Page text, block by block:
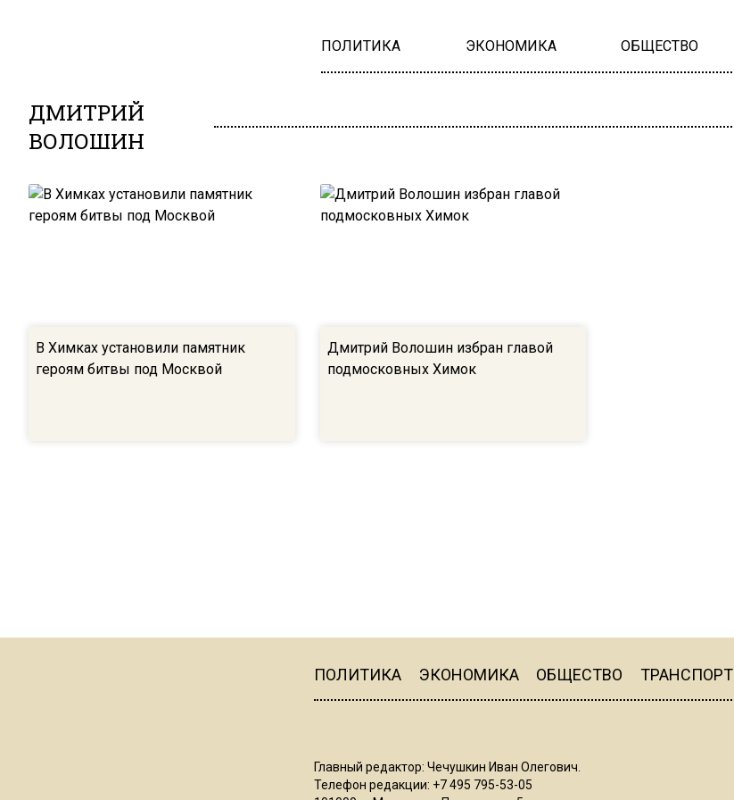
ПОЛИТИКА ЭКОНОМИКА ОБЩЕСТВО
ДМИТРИЙ
ВОЛОШИН
В Химках установили памятник
героям битвы под Москвой
Дмитрий Волошин избран главой
подмосковных Химок
ПОЛИТИКА ЭКОНОМИКА ОБЩЕСТВО ТРАНСПОРТ
Главный редактор: Чечушкин Иван Олегович.
Телефон редакции: +7 495 795-53-05